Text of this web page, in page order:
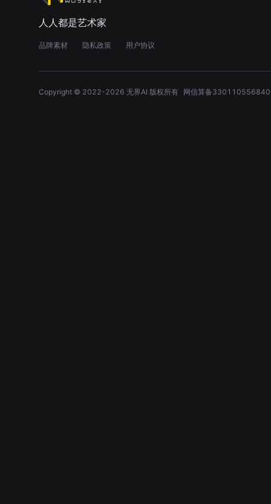
人人都是艺术家
品牌素材 隐私政策 用户协议
Copyright © 2022-2026 无界AI 版权所有 网信算备